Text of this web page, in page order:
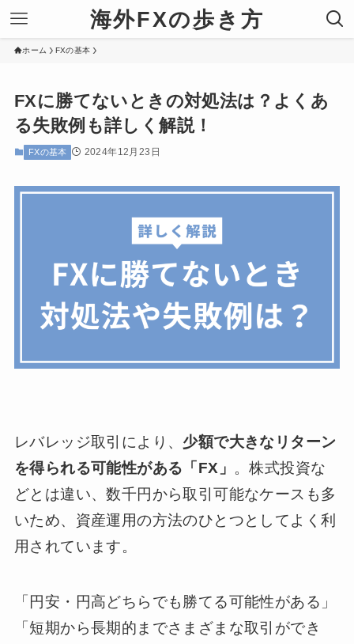
海外FXの歩き方
ホーム FXの基本
FXに勝てないときの対処法は？よくあ
る失敗例も詳しく解説！
FXの基本 2024年12月23日
レバレッジ取引により、 少額で大きなリターン
を得られる可能性がある「FX」 。株式投資な
どとは違い、数千円から取引可能なケースも多
いため、資産運用の方法のひとつとしてよく利
用されています。
「円安・円高どちらでも勝てる可能性がある」
「短期から長期的までさまざまな取引ができ